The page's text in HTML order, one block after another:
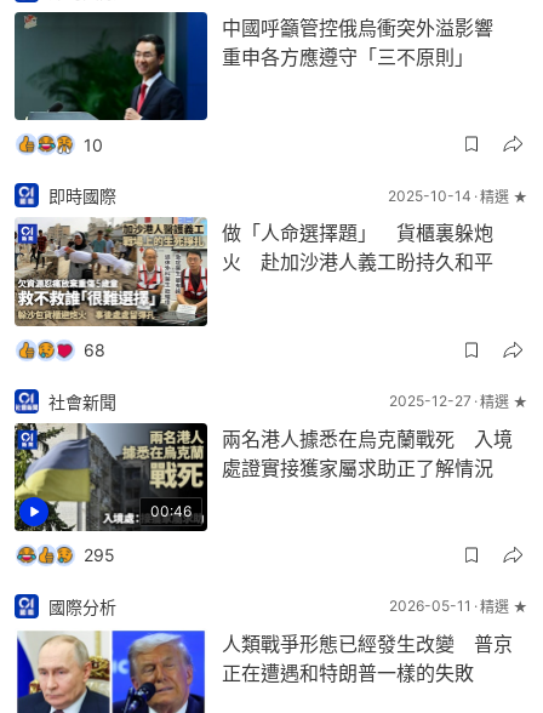
中國呼籲管控俄烏衝突外溢影響
重申各方應遵守「三不原則」
10
即時國際 2025-10-14 精選 ★
做「人命選擇題」 貨櫃裏躲炮
火 赴加沙港人義工盼持久和平
68
00:46
社會新聞 2025-12-27 精選 ★
兩名港人據悉在烏克蘭戰死 入境
處證實接獲家屬求助正了解情況
295
國際分析 2026-05-11 精選 ★
人類戰爭形態已經發生改變 普京
正在遭遇和特朗普一樣的失敗